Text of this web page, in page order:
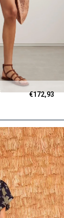
€172,93